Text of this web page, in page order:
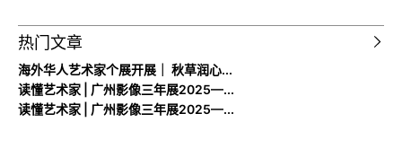
热门文章
海外华人艺术家个展开展｜ 秋草润心...
读懂艺术家 | 广州影像三年展2025—...
读懂艺术家 | 广州影像三年展2025—...